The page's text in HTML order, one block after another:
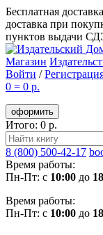
Бесплатная
доставка при
пунктов выдачи
Магазин
Войти /
0 = 0 р.
оформить
Итого: 0 р.
8 (800) 500-42-17
Время работы:
Пн-Пт: с 10:00 до
Время работы:
Пн-Пт: с 10:00 до